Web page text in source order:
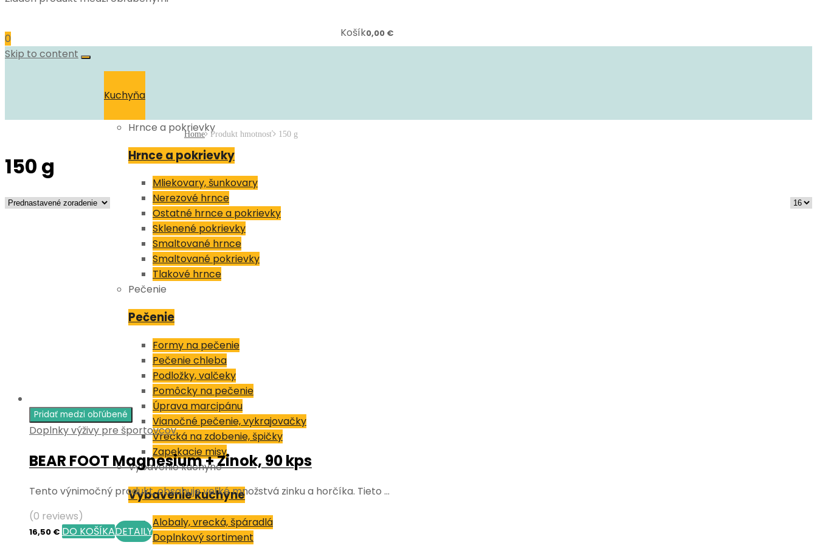
Košík0,00 €
0
Skip to content
Kuchyňa
Hrnce a pokrievky
Hrnce a pokrievky
Mliekovary, šunkovary
Nerezové hrnce
Ostatné hrnce a pokrievky
Sklenené pokrievky
Smaltované hrnce
Smaltované pokrievky
Tlakové hrnce
Pečenie
Pečenie
Formy na pečenie
Pečenie chleba
Podložky, valčeky
Pomôcky na pečenie
Úprava marcipánu
Vianočné pečenie, vykrajovačky
Vrecká na zdobenie, špičky
Zapekacie misy
Vybavenie kuchyne
Vybavenie kuchyne
Alobaly, vrecká, špáradlá
Doplnkový sortiment
Home Produkt hmotnosť 150 g
150 g
Pridať medzi obľúbené
Doplnky výživy pre športovcov
BEAR FOOT Magnesium + Zinok, 90 kps
Tento výnimočný produkt, obsahuje veľké množstvá zinku a horčíka. Tieto …
(0 reviews)
16,50 € DO KOŠÍKADETAILY